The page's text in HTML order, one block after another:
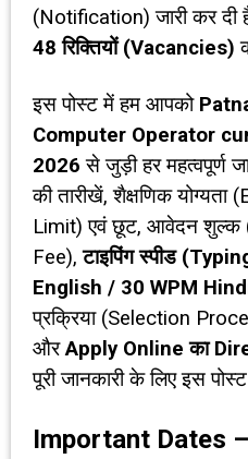
(Notification) जारी कर दी
48रिक्तियों (Vacancies)
इस पोस्ट में हम आपको
Computer Operator
2026 से जुड़ी हर महत्वपूर्ण
की तारीखें, शैक्षणिक
Limit) एवं छूट, आवेदन शुल्क
Fee),टाइपिंग स्पीड (
English / 30 WPM
प्रक्रिया (Selection
औरApply Onlineका
पूरी जानकारी के लिए इस
Important Dates